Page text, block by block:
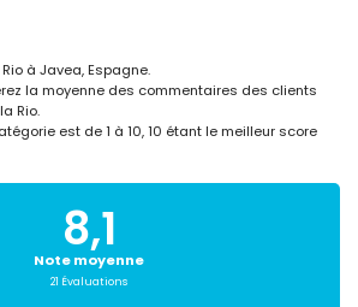
à Javea, Espagne.
la moyenne des commentaires des clients
Rio.
est de 1 à 10, 10 étant le meilleur score
8,1
Note moyenne
21 Évaluations